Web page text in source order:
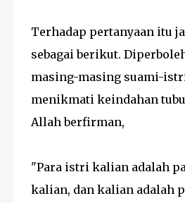
Terhadap pertanyaan itu
sebagai berikut.
masing-masing suami-
menikmati keindahan
Allah berfirman,
"Para istri kalian adalah
kalian, dan kalian adalah